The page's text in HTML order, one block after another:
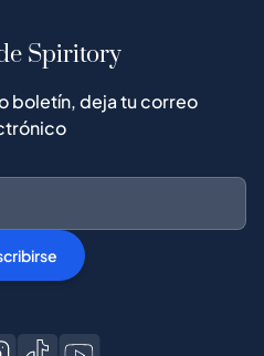
Spiritory
boletín, deja tu correo